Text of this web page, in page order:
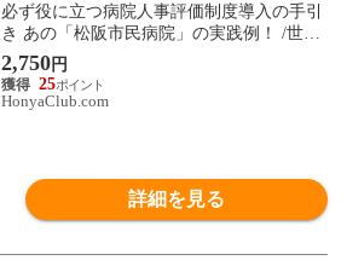
必ず役に立つ病院人事評価制度導入の手引
き あの「松阪市民病院」の実践例！ /世古
口務
2,750円
25
HonyaClub.com
詳細を見る